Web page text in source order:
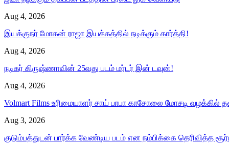
Aug 4, 2026
இயக்குநர் மோகன் ராஜா இயக்கத்தில் நடிக்கும் கார்த்தி!
Aug 4, 2026
நடிகர் கிருஷ்ணாவின் 25வது படம் மர்டர் இன் டவுன்!
Aug 4, 2026
Volmart Films உரிமையாளர் சாய் பாபா காசோலை மோசடி
Aug 3, 2026
குடும்பத்துடன் பார்க்க வேண்டிய படம் என நம்பிக்கை தெரிவித்த